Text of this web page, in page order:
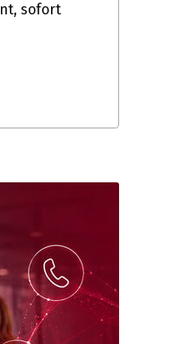
sofort